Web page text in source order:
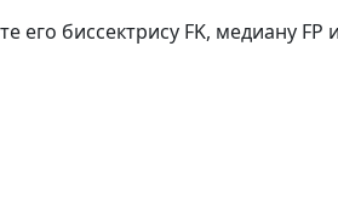
его биссектрису FK, медиану